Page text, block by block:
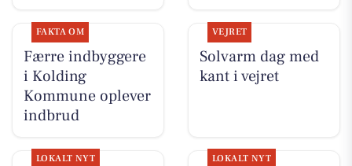
FAKTA OM
Færre indbyggere
i Kolding
Kommune oplever
indbrud
VEJRET
Solvarm dag med
kant i vejret
LOKALT NYT LOKALT NYT